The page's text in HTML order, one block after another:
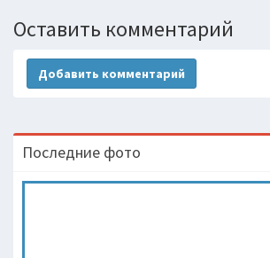
Оставить комментарий
Добавить комментарий
Последние фото